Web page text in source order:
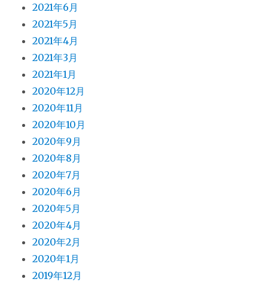
2021年6月
2021年5月
2021年4月
2021年3月
2021年1月
2020年12月
2020年11月
2020年10月
2020年9月
2020年8月
2020年7月
2020年6月
2020年5月
2020年4月
2020年2月
2020年1月
2019年12月